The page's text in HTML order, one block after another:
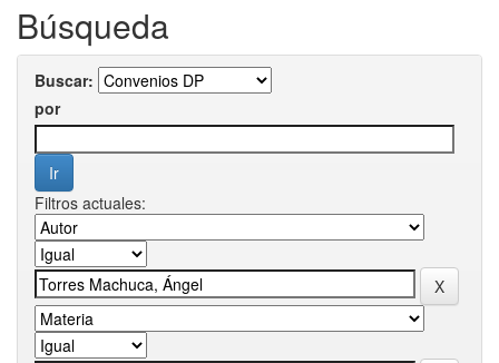
Búsqueda
Buscar:
por
Filtros actuales: